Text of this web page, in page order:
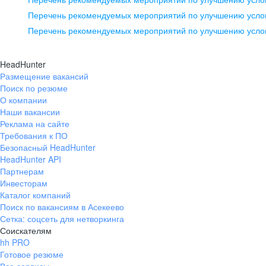
pr@ural.hh.ru
помещение 21
+7 383 207-94-64
pr@nsk.hh.ru
Перечень рекомендуемых мероприятий по улучшению
Перечень рекомендуемых мероприятий по улучшению
HeadHunter
Размещение вакансий
Поиск по резюме
О компании
Наши вакансии
Реклама на сайте
Требования к ПО
Безопасный HeadHunter
HeadHunter API
Партнерам
Инвесторам
Каталог компаний
Поиск по вакансиям в Асекеево
Сетка: соцсеть для нетворкинга
Соискателям
hh PRO
Готовое резюме